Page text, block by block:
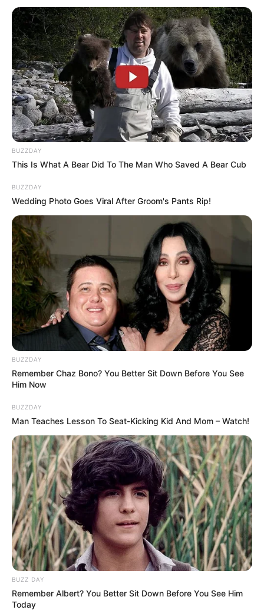
BUZZDAY
This Is What A Bear Did To The Man Who Saved A Bear Cub
BUZZDAY
Wedding Photo Goes Viral After Groom's Pants Rip!
BUZZDAY
Remember Chaz Bono? You Better Sit Down Before You See
Him Now
BUZZDAY
Man Teaches Lesson To Seat-Kicking Kid And Mom – Watch!
BUZZ DAY
Remember Albert? You Better Sit Down Before You See Him
Today